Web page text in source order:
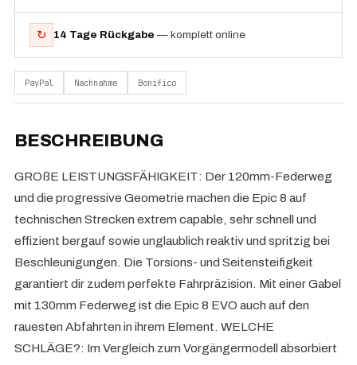
↻ 14 Tage Rückgabe — komplett online
PayPal Nachnahme Bonifico
BESCHREIBUNG
GROßE LEISTUNGSFÄHIGKEIT: Der 120mm-Federweg
und die progressive Geometrie machen die Epic 8 auf
technischen Strecken extrem capable, sehr schnell und
effizient bergauf sowie unglaublich reaktiv und spritzig bei
Beschleunigungen. Die Torsions- und Seitensteifigkeit
garantiert dir zudem perfekte Fahrpräzision. Mit einer Gabel
mit 130mm Federweg ist die Epic 8 EVO auch auf den
rauesten Abfahrten in ihrem Element. WELCHE
SCHLÄGE?: Im Vergleich zum Vorgängermodell absorbiert